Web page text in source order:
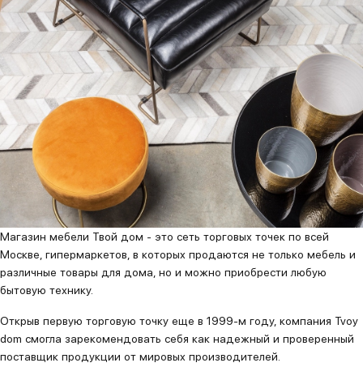
Магазин мебели Твой дом - это сеть торговых точек по всей
Москве, гипермаркетов, в которых продаются не только мебель и
различные товары для дома, но и можно приобрести любую
бытовую технику.
Открыв первую торговую точку еще в 1999-м году, компания Tvoy
dom смогла зарекомендовать себя как надежный и проверенный
поставщик продукции от мировых производителей.